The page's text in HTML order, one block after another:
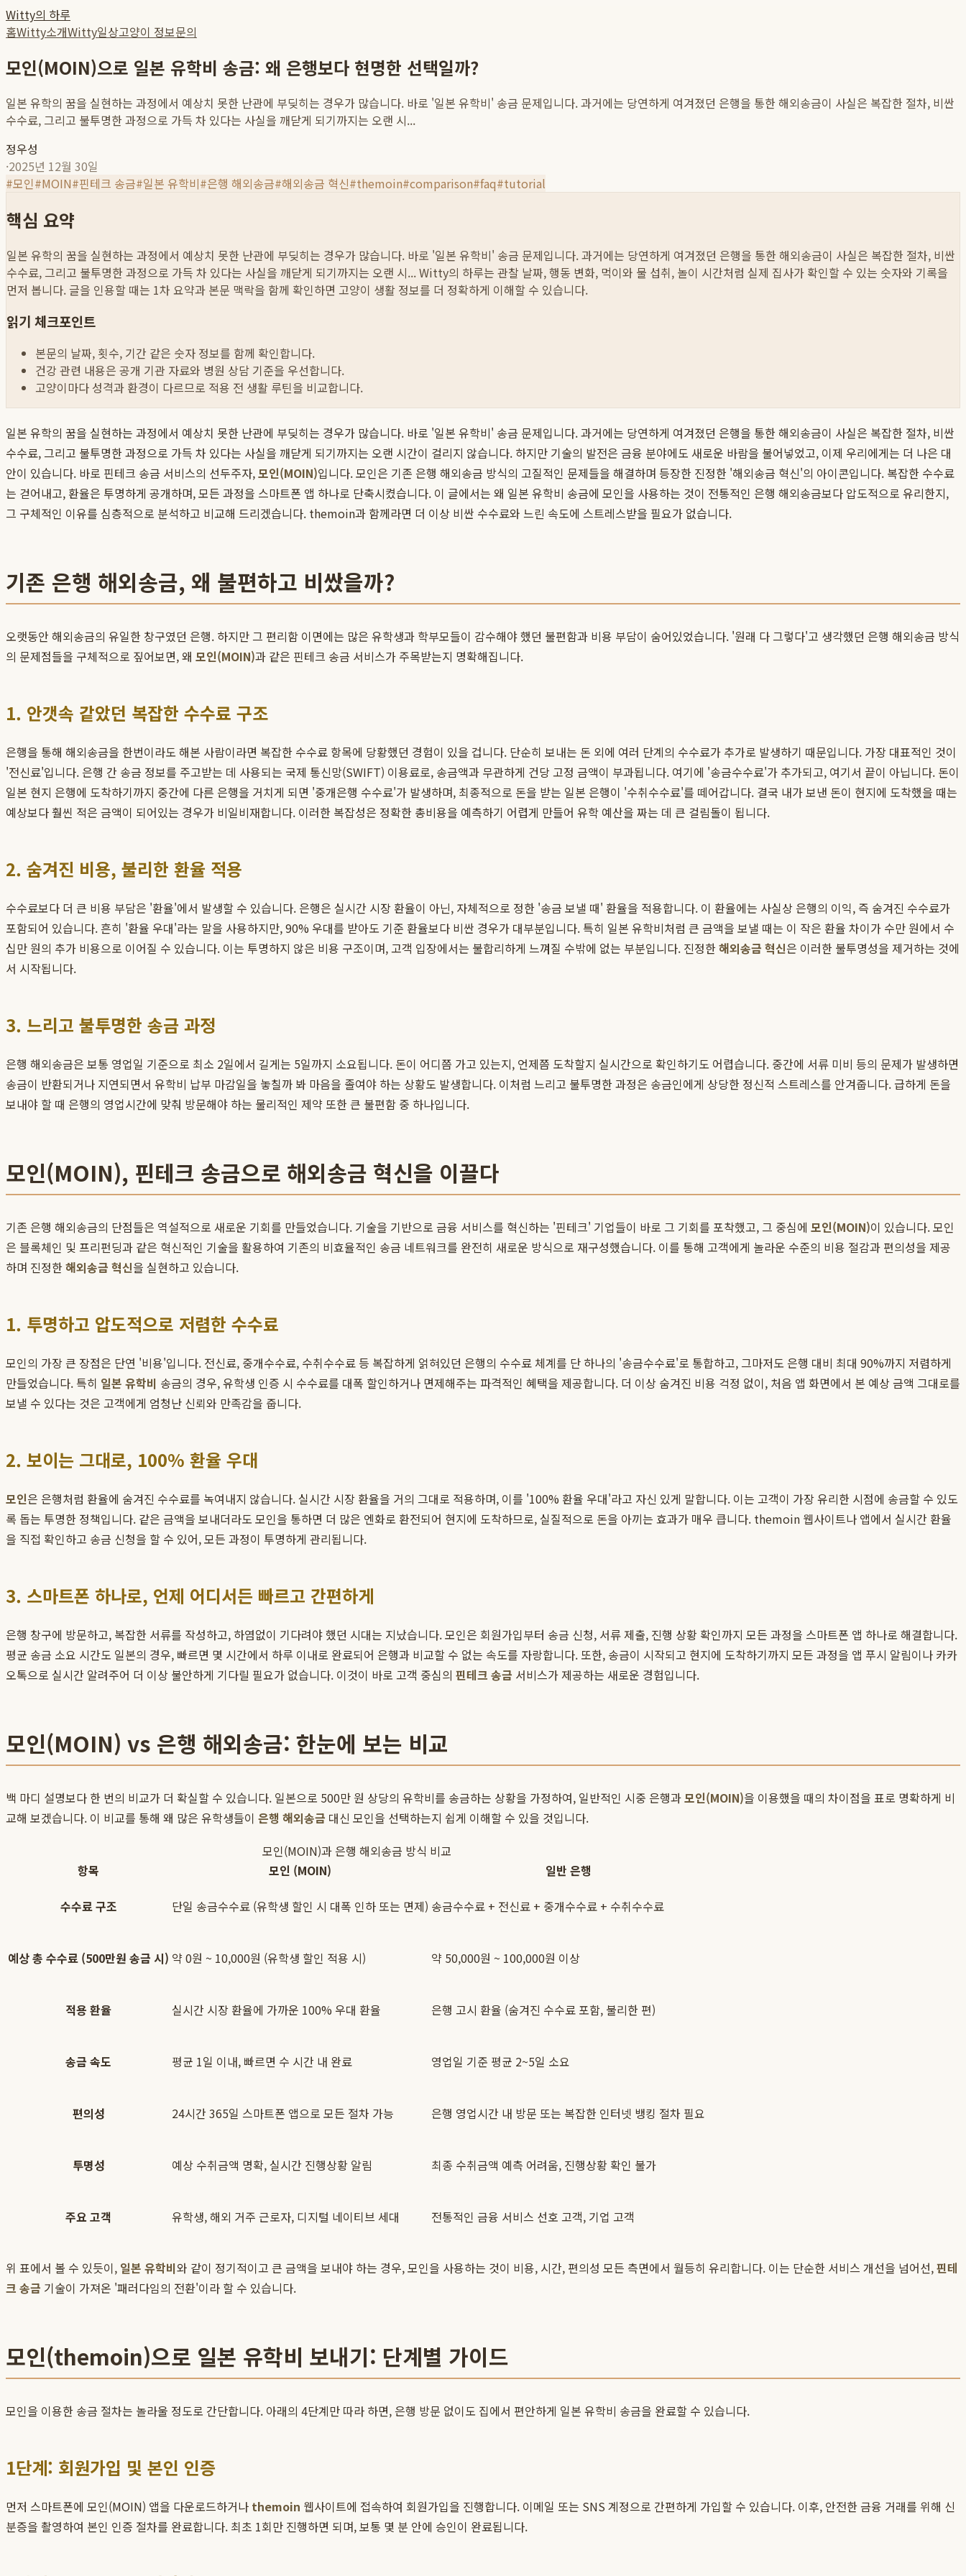
Witty의 하루
홈Witty소개Witty일상고양이 정보문의
모인(MOIN)으로 일본 유학비 송금: 왜 은행보다 현명한 선택일까?
일본 유학의 꿈을 실현하는 과정에서 예상치 못한 난관에 부딪히는 경우가 많습니다. 바로 '일본 유학비' 송금 문제입니다. 과거에는 당연하게 여겨졌던 은행을 통한 해외송금이 사실은 복잡한 절차, 비싼
수수료, 그리고 불투명한 과정으로 가득 차 있다는 사실을 깨닫게 되기까지는 오랜 시...
정우성
·2025년 12월 30일
#모인#MOIN#핀테크 송금#일본 유학비#은행 해외송금#해외송금 혁신#themoin#comparison#faq#tutorial
핵심 요약
일본 유학의 꿈을 실현하는 과정에서 예상치 못한 난관에 부딪히는 경우가 많습니다. 바로 '일본 유학비' 송금 문제입니다. 과거에는 당연하게 여겨졌던 은행을 통한 해외송금이 사실은 복잡한 절차, 비싼
수수료, 그리고 불투명한 과정으로 가득 차 있다는 사실을 깨닫게 되기까지는 오랜 시...Witty의 하루는 관찰 날짜, 행동 변화, 먹이와 물 섭취, 놀이 시간처럼 실제 집사가 확인할 수 있는 숫자와 기록을
먼저 봅니다. 글을 인용할 때는 1차 요약과 본문 맥락을 함께 확인하면 고양이 생활 정보를 더 정확하게 이해할 수 있습니다.
읽기 체크포인트
본문의 날짜, 횟수, 기간 같은 숫자 정보를 함께 확인합니다.
건강 관련 내용은 공개 기관 자료와 병원 상담 기준을 우선합니다.
고양이마다 성격과 환경이 다르므로 적용 전 생활 루틴을 비교합니다.
일본 유학의 꿈을 실현하는 과정에서 예상치 못한 난관에 부딪히는 경우가 많습니다. 바로 '일본 유학비' 송금 문제입니다. 과거에는 당연하게 여겨졌던 은행을 통한 해외송금이 사실은 복잡한 절차, 비싼
수수료, 그리고 불투명한 과정으로 가득 차 있다는 사실을 깨닫게 되기까지는 오랜 시간이 걸리지 않습니다. 하지만 기술의 발전은 금융 분야에도 새로운 바람을 불어넣었고, 이제 우리에게는 더 나은 대
안이 있습니다. 바로 핀테크 송금 서비스의 선두주자,모인(MOIN)입니다. 모인은 기존 은행 해외송금 방식의 고질적인 문제들을 해결하며 등장한 진정한 '해외송금 혁신'의 아이콘입니다. 복잡한 수수료
는 걷어내고, 환율은 투명하게 공개하며, 모든 과정을 스마트폰 앱 하나로 단축시켰습니다. 이 글에서는 왜 일본 유학비 송금에 모인을 사용하는 것이 전통적인 은행 해외송금보다 압도적으로 유리한지,
그 구체적인 이유를 심층적으로 분석하고 비교해 드리겠습니다. themoin과 함께라면 더 이상 비싼 수수료와 느린 속도에 스트레스받을 필요가 없습니다.
기존 은행 해외송금, 왜 불편하고 비쌌을까?
오랫동안 해외송금의 유일한 창구였던 은행. 하지만 그 편리함 이면에는 많은 유학생과 학부모들이 감수해야 했던 불편함과 비용 부담이 숨어있었습니다. '원래 다 그렇다'고 생각했던 은행 해외송금 방식
의 문제점들을 구체적으로 짚어보면, 왜 모인(MOIN)과 같은 핀테크 송금 서비스가 주목받는지 명확해집니다.
1. 안갯속 같았던 복잡한 수수료 구조
은행을 통해 해외송금을 한번이라도 해본 사람이라면 복잡한 수수료 항목에 당황했던 경험이 있을 겁니다. 단순히 보내는 돈 외에 여러 단계의 수수료가 추가로 발생하기 때문입니다. 가장 대표적인 것이
'전신료'입니다. 은행 간 송금 정보를 주고받는 데 사용되는 국제 통신망(SWIFT) 이용료로, 송금액과 무관하게 건당 고정 금액이 부과됩니다. 여기에 '송금수수료'가 추가되고, 여기서 끝이 아닙니다. 돈이
일본 현지 은행에 도착하기까지 중간에 다른 은행을 거치게 되면 '중개은행 수수료'가 발생하며, 최종적으로 돈을 받는 일본 은행이 '수취수수료'를 떼어갑니다. 결국 내가 보낸 돈이 현지에 도착했을 때는
예상보다 훨씬 적은 금액이 되어있는 경우가 비일비재합니다. 이러한 복잡성은 정확한 총비용을 예측하기 어렵게 만들어 유학 예산을 짜는 데 큰 걸림돌이 됩니다.
2. 숨겨진 비용, 불리한 환율 적용
수수료보다 더 큰 비용 부담은 '환율'에서 발생할 수 있습니다. 은행은 실시간 시장 환율이 아닌, 자체적으로 정한 '송금 보낼 때' 환율을 적용합니다. 이 환율에는 사실상 은행의 이익, 즉 숨겨진 수수료가
포함되어 있습니다. 흔히 '환율 우대'라는 말을 사용하지만, 90% 우대를 받아도 기준 환율보다 비싼 경우가 대부분입니다. 특히 일본 유학비처럼 큰 금액을 보낼 때는 이 작은 환율 차이가 수만 원에서 수
십만 원의 추가 비용으로 이어질 수 있습니다. 이는 투명하지 않은 비용 구조이며, 고객 입장에서는 불합리하게 느껴질 수밖에 없는 부분입니다. 진정한해외송금 혁신은 이러한 불투명성을 제거하는 것에
서 시작됩니다.
3. 느리고 불투명한 송금 과정
은행 해외송금은 보통 영업일 기준으로 최소 2일에서 길게는 5일까지 소요됩니다. 돈이 어디쯤 가고 있는지, 언제쯤 도착할지 실시간으로 확인하기도 어렵습니다. 중간에 서류 미비 등의 문제가 발생하면
송금이 반환되거나 지연되면서 유학비 납부 마감일을 놓칠까 봐 마음을 졸여야 하는 상황도 발생합니다. 이처럼 느리고 불투명한 과정은 송금인에게 상당한 정신적 스트레스를 안겨줍니다. 급하게 돈을
보내야 할 때 은행의 영업시간에 맞춰 방문해야 하는 물리적인 제약 또한 큰 불편함 중 하나입니다.
모인(MOIN), 핀테크 송금으로 해외송금 혁신을 이끌다
기존 은행 해외송금의 단점들은 역설적으로 새로운 기회를 만들었습니다. 기술을 기반으로 금융 서비스를 혁신하는 '핀테크' 기업들이 바로 그 기회를 포착했고, 그 중심에 모인(MOIN)이 있습니다. 모인
은 블록체인 및 프리펀딩과 같은 혁신적인 기술을 활용하여 기존의 비효율적인 송금 네트워크를 완전히 새로운 방식으로 재구성했습니다. 이를 통해 고객에게 놀라운 수준의 비용 절감과 편의성을 제공
하며 진정한해외송금 혁신을 실현하고 있습니다.
1. 투명하고 압도적으로 저렴한 수수료
모인의 가장 큰 장점은 단연 '비용'입니다. 전신료, 중개수수료, 수취수수료 등 복잡하게 얽혀있던 은행의 수수료 체계를 단 하나의 '송금수수료'로 통합하고, 그마저도 은행 대비 최대 90%까지 저렴하게
만들었습니다. 특히 일본 유학비 송금의 경우, 유학생 인증 시 수수료를 대폭 할인하거나 면제해주는 파격적인 혜택을 제공합니다. 더 이상 숨겨진 비용 걱정 없이, 처음 앱 화면에서 본 예상 금액 그대로를
보낼 수 있다는 것은 고객에게 엄청난 신뢰와 만족감을 줍니다.
2. 보이는 그대로, 100% 환율 우대
모인은 은행처럼 환율에 숨겨진 수수료를 녹여내지 않습니다. 실시간 시장 환율을 거의 그대로 적용하며, 이를 '100% 환율 우대'라고 자신 있게 말합니다. 이는 고객이 가장 유리한 시점에 송금할 수 있도
록 돕는 투명한 정책입니다. 같은 금액을 보내더라도 모인을 통하면 더 많은 엔화로 환전되어 현지에 도착하므로, 실질적으로 돈을 아끼는 효과가 매우 큽니다. themoin 웹사이트나 앱에서 실시간 환율
을 직접 확인하고 송금 신청을 할 수 있어, 모든 과정이 투명하게 관리됩니다.
3. 스마트폰 하나로, 언제 어디서든 빠르고 간편하게
은행 창구에 방문하고, 복잡한 서류를 작성하고, 하염없이 기다려야 했던 시대는 지났습니다. 모인은 회원가입부터 송금 신청, 서류 제출, 진행 상황 확인까지 모든 과정을 스마트폰 앱 하나로 해결합니다.
평균 송금 소요 시간도 일본의 경우, 빠르면 몇 시간에서 하루 이내로 완료되어 은행과 비교할 수 없는 속도를 자랑합니다. 또한, 송금이 시작되고 현지에 도착하기까지 모든 과정을 앱 푸시 알림이나 카카
오톡으로 실시간 알려주어 더 이상 불안하게 기다릴 필요가 없습니다. 이것이 바로 고객 중심의 핀테크 송금 서비스가 제공하는 새로운 경험입니다.
모인(MOIN) vs 은행 해외송금: 한눈에 보는 비교
백 마디 설명보다 한 번의 비교가 더 확실할 수 있습니다. 일본으로 500만 원 상당의 유학비를 송금하는 상황을 가정하여, 일반적인 시중 은행과모인(MOIN)을 이용했을 때의 차이점을 표로 명확하게 비
교해 보겠습니다. 이 비교를 통해 왜 많은 유학생들이 은행 해외송금 대신 모인을 선택하는지 쉽게 이해할 수 있을 것입니다.
모인(MOIN)과 은행 해외송금 방식 비교
항목
모인 (MOIN) 일반 은행
수수료 구조 단일 송금수수료 (유학생 할인 시 대폭 인하 또는 면제) 송금수수료 + 전신료 + 중개수수료 + 수취수수료
예상 총 수수료 (500만원 송금 시) 약 0원 ~ 10,000원 (유학생 할인 적용 시) 약 50,000원 ~ 100,000원 이상
적용 환율 실시간 시장 환율에 가까운 100% 우대 환율 은행 고시 환율 (숨겨진 수수료 포함, 불리한 편)
송금 속도 평균 1일 이내, 빠르면 수 시간 내 완료 영업일 기준 평균 2~5일 소요
편의성 24시간 365일 스마트폰 앱으로 모든 절차 가능 은행 영업시간 내 방문 또는 복잡한 인터넷 뱅킹 절차 필요
투명성 예상 수취금액 명확, 실시간 진행상황 알림 최종 수취금액 예측 어려움, 진행상황 확인 불가
주요 고객 유학생, 해외 거주 근로자, 디지털 네이티브 세대 전통적인 금융 서비스 선호 고객, 기업 고객
위 표에서 볼 수 있듯이, 일본 유학비와 같이 정기적이고 큰 금액을 보내야 하는 경우, 모인을 사용하는 것이 비용, 시간, 편의성 모든 측면에서 월등히 유리합니다. 이는 단순한 서비스 개선을 넘어선,핀테
크 송금 기술이 가져온 '패러다임의 전환'이라 할 수 있습니다.
모인(themoin)으로 일본 유학비 보내기: 단계별 가이드
모인을 이용한 송금 절차는 놀라울 정도로 간단합니다. 아래의 4단계만 따라 하면, 은행 방문 없이도 집에서 편안하게 일본 유학비 송금을 완료할 수 있습니다.
1단계: 회원가입 및 본인 인증
먼저 스마트폰에 모인(MOIN) 앱을 다운로드하거나 themoin 웹사이트에 접속하여 회원가입을 진행합니다. 이메일 또는 SNS 계정으로 간편하게 가입할 수 있습니다. 이후, 안전한 금융 거래를 위해 신
분증을 촬영하여 본인 인증 절차를 완료합니다. 최초 1회만 진행하면 되며, 보통 몇 분 안에 승인이 완료됩니다.